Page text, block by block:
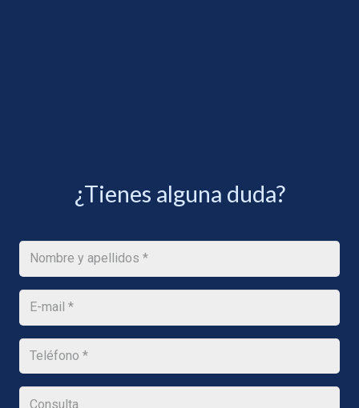
¿Tienes alguna duda?